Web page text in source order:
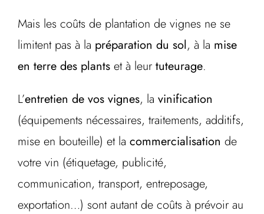
Mais les coûts de plantation de vignes ne se
limitent pas à la préparation du sol, à la mise
en terre des plants et à leur tuteurage.
L’entretien de vos vignes, la vinification
(équipements nécessaires, traitements, additifs,
mise en bouteille) et la commercialisation de
votre vin (étiquetage, publicité,
communication, transport, entreposage,
exportation…) sont autant de coûts à prévoir au